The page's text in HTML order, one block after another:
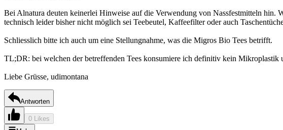
Bei Alnatura deuten keinerlei Hinweise auf die Verwendung von Nassfestmitteln hin.
technisch leider bisher nicht möglich sei Teebeutel, Kaffeefilter oder auch
Schliesslich bitte ich auch um eine Stellungnahme, was die Migros Bio Tees betrifft.
TL;DR: bei welchen der betreffenden Tees konsumiere ich definitiv kein Mikroplastik
Liebe Grüsse, udimontana
Antworten
0 Likes